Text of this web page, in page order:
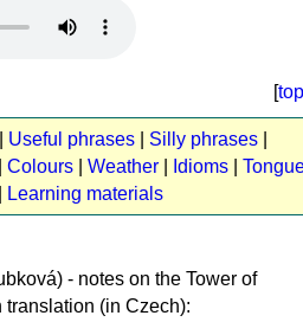
[top
Useful phrases Silly phrases
Colours Weather Idioms
Learning materials
- notes on the Tower of
translation (in Czech):